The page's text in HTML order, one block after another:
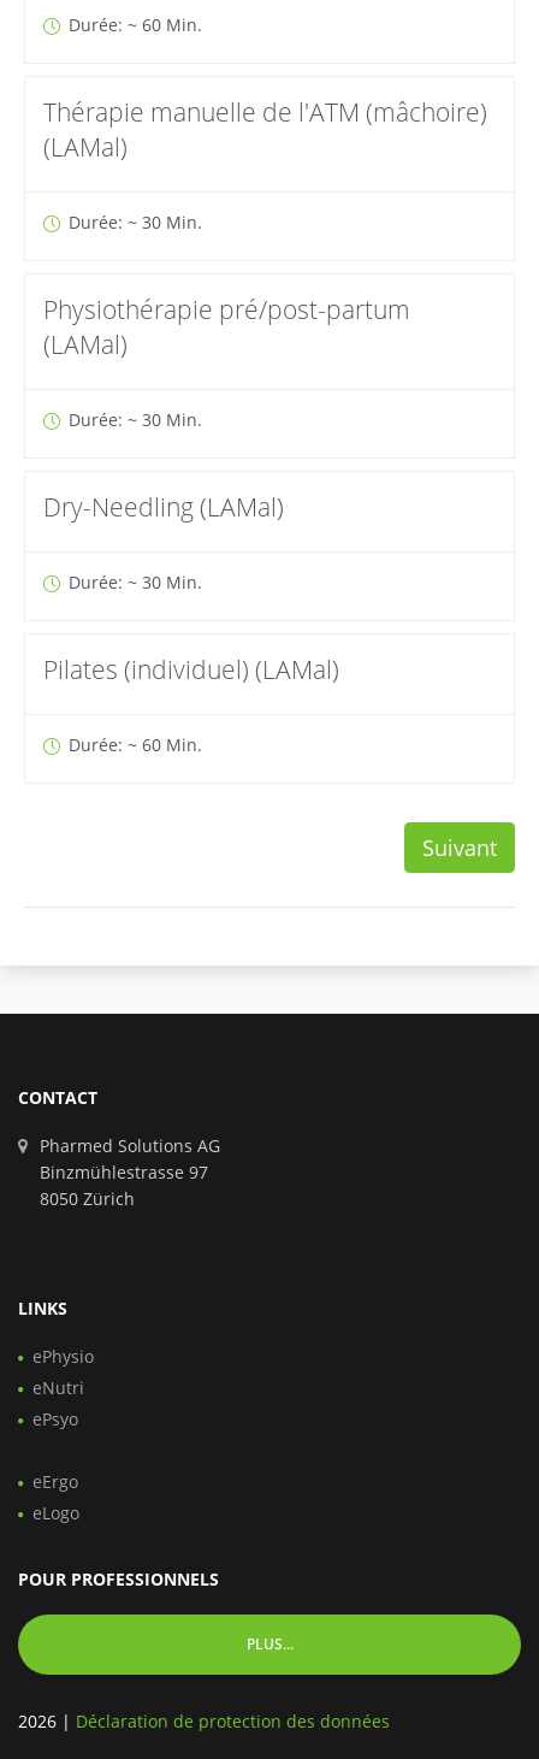
Durée: ~ 60 Min.
Thérapie manuelle de l'ATM (mâchoire)
(LAMal)
Durée: ~ 30 Min.
Physiothérapie pré/post-partum
(LAMal)
Durée: ~ 30 Min.
Dry-Needling (LAMal)
Durée: ~ 30 Min.
Pilates (individuel) (LAMal)
Durée: ~ 60 Min.
Suivant
CONTACT
Pharmed Solutions AG
Binzmühlestrasse 97
8050 Zürich
LINKS
ePhysio
eNutri
ePsyo
eErgo
eLogo
POUR PROFESSIONNELS
PLUS...
2026 | Déclaration de protection des données